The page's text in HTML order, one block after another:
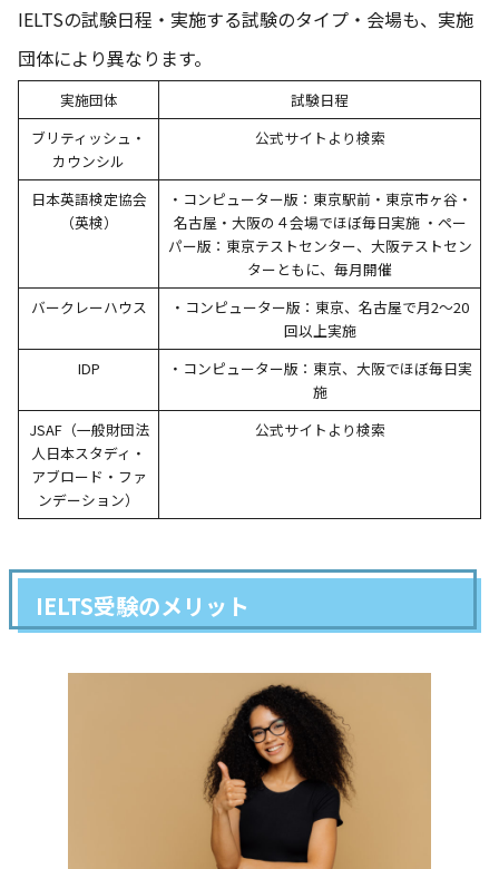
IELTSの試験日程・実施する試験のタイプ・会場も、実施
団体により異なります。
実施団体
試験日程
ブリティッシュ・
カウンシル
公式サイトより検索
日本英語検定協会
（英検）
・コンピューター版：東京駅前・東京市ヶ谷・
名古屋・大阪の４会場でほぼ毎日実施 ・ペー
パー版：東京テストセンター、大阪テストセン
ターともに、毎月開催
バークレーハウス
・コンピューター版：東京、名古屋で月2〜20
回以上実施
IDP
・コンピューター版：東京、大阪でほぼ毎日実
施
JSAF（一般財団法
人日本スタディ・
アブロード・ファ
ンデーション）
公式サイトより検索
IELTS受験のメリット